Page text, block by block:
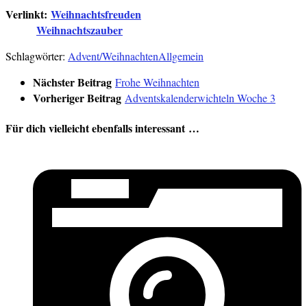
Verlinkt: Weihnachtsfreuden
Weihnachtszauber
Schlagwörter: Advent/WeihnachtenAllgemein
Nächster Beitrag Frohe Weihnachten
Vorheriger Beitrag Adventskalenderwichteln Woche 3
Für dich vielleicht ebenfalls interessant …